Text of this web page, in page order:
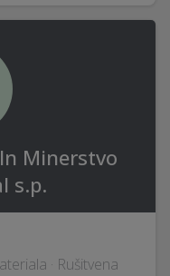
Minerstvo
s.p.
· Rušitvena